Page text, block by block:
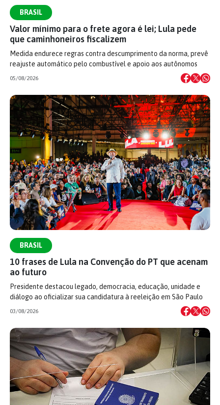
BRASIL
Valor mínimo para o frete agora é lei; Lula pede
que caminhoneiros fiscalizem
Medida endurece regras contra descumprimento da norma, prevê
reajuste automático pelo combustível e apoio aos autônomos
05/08/2026
BRASIL
10 frases de Lula na Convenção do PT que acenam
ao futuro
Presidente destacou legado, democracia, educação, unidade e
diálogo ao oficializar sua candidatura à reeleição em São Paulo
03/08/2026